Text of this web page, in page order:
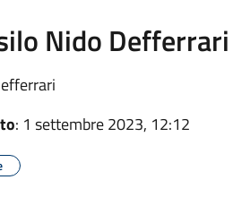
Nido
: 1 settembre 2023, 12:12